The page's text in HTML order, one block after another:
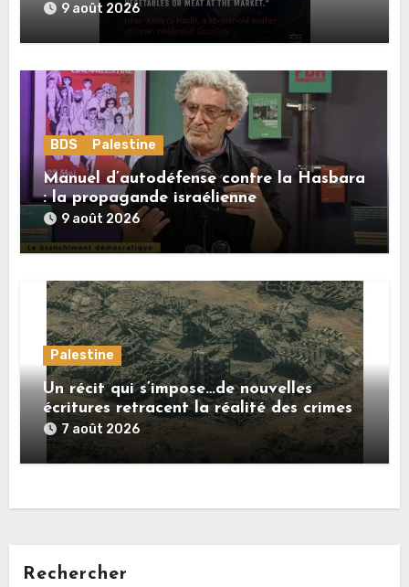
9 août 2026
BDS Palestine
Manuel d’autodéfense contre la Hasbara
: la propagande israélienne
9 août 2026
Palestine
Un récit qui s’impose…de nouvelles
écritures retracent la réalité des crimes
sionistes à Gaza
7 août 2026
Rechercher